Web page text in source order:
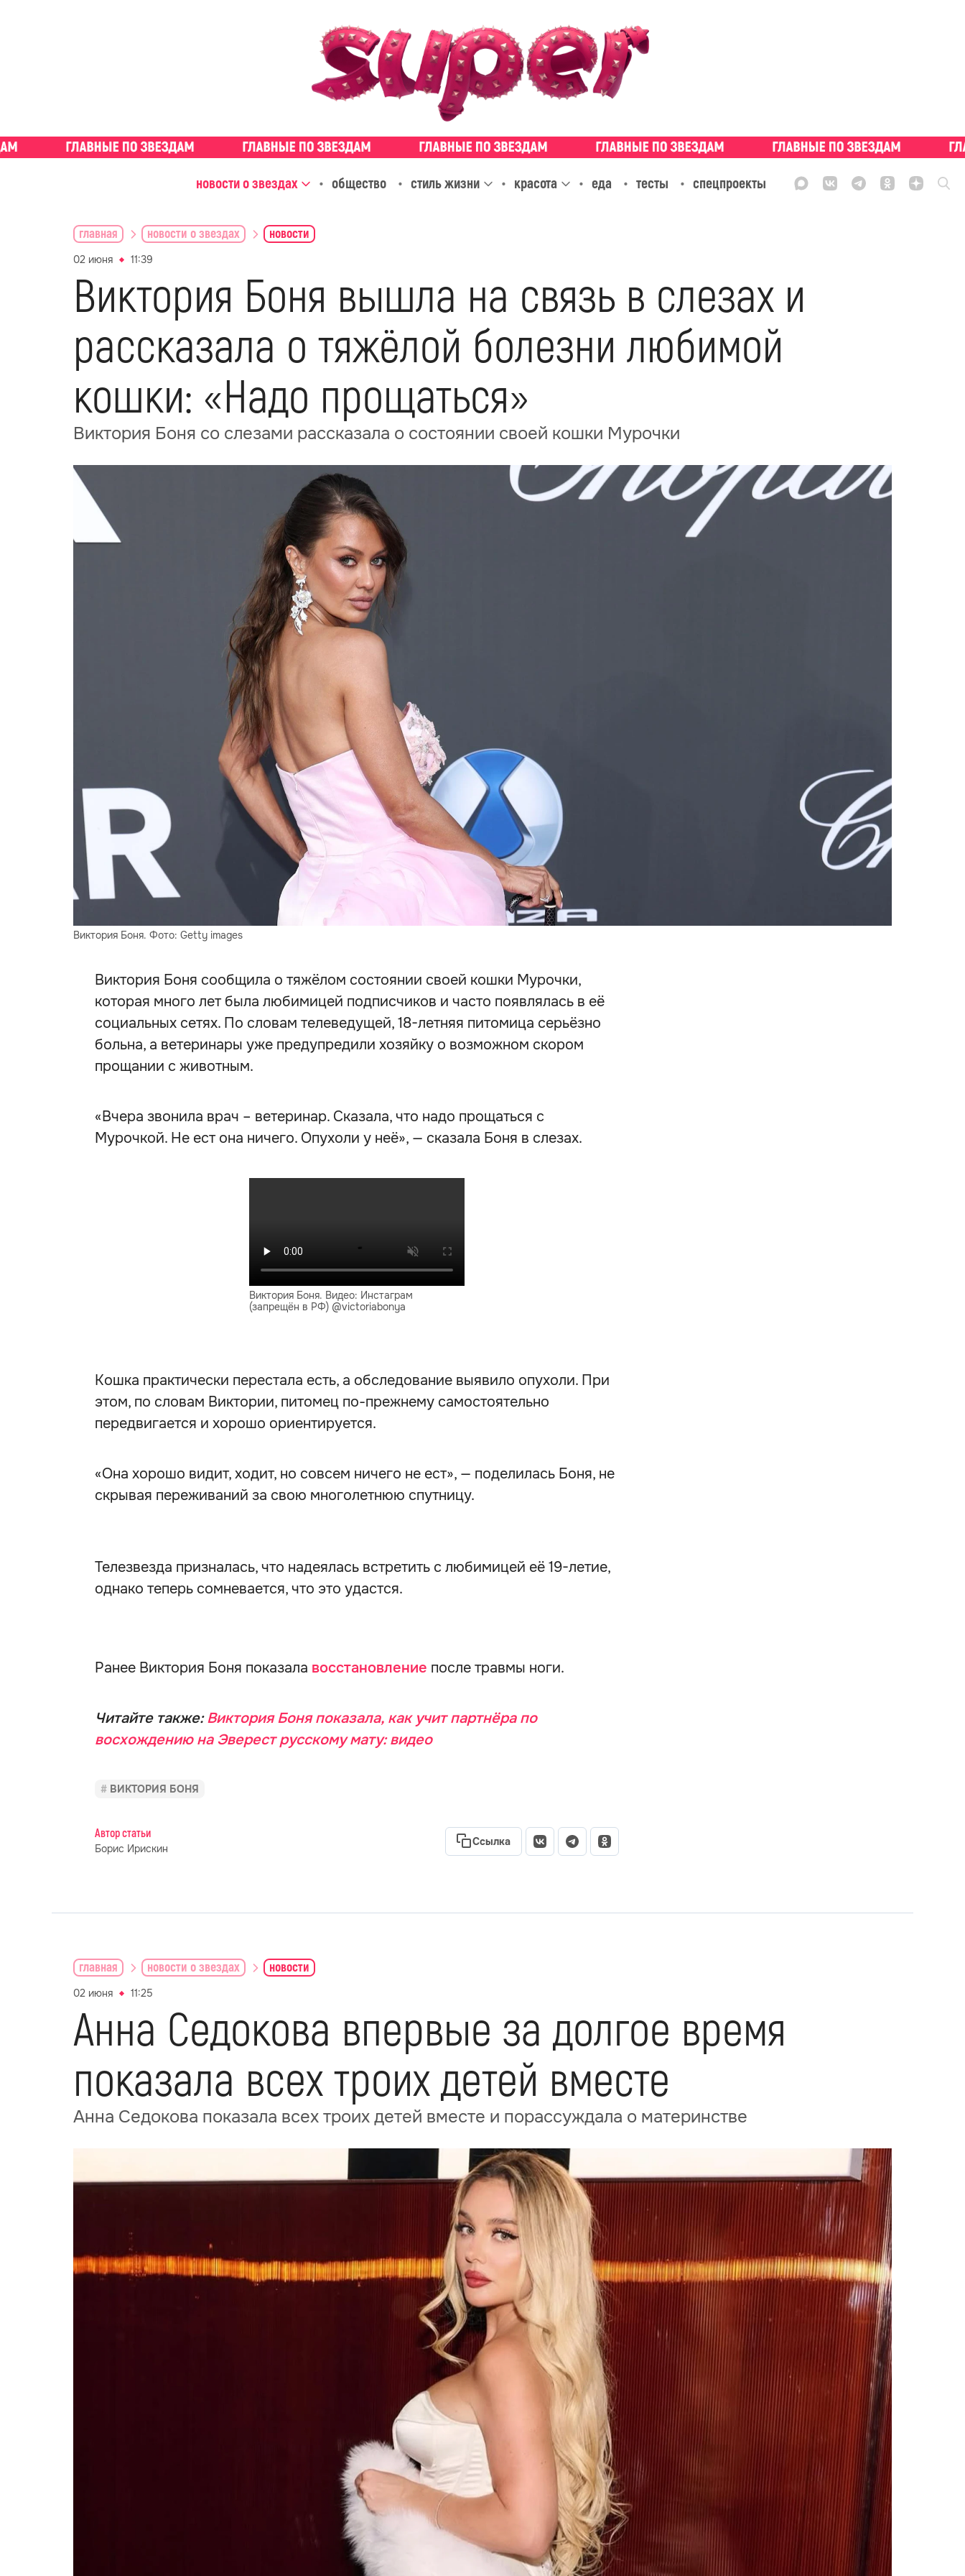
новости о звездах общество стиль жизни красота еда тесты спецпроекты
главная новости о звездах новости
02 июня 11:39
Виктория Боня вышла на связь в слезах и
рассказала о тяжёлой болезни любимой
кошки: «Надо прощаться»
Виктория Боня со слезами рассказала о состоянии своей кошки Мурочки
Виктория Боня. Фото: Getty images
Виктория Боня сообщила о тяжёлом состоянии своей кошки Мурочки,
которая много лет была любимицей подписчиков и часто появлялась в её
социальных сетях. По словам телеведущей, 18-летняя питомица серьёзно
больна, а ветеринары уже предупредили хозяйку о возможном скором
прощании с животным.
«Вчера звонила врач – ветеринар. Сказала, что надо прощаться с
Мурочкой. Не ест она ничего. Опухоли у неё», — сказала Боня в слезах.
Виктория Боня. Видео: Инстаграм
(запрещён в РФ) @victoriabonya
Кошка практически перестала есть, а обследование выявило опухоли. При
этом, по словам Виктории, питомец по-прежнему самостоятельно
передвигается и хорошо ориентируется.
«Она хорошо видит, ходит, но совсем ничего не ест», — поделилась Боня, не
скрывая переживаний за свою многолетнюю спутницу.
Телезвезда призналась, что надеялась встретить с любимицей её 19-летие,
однако теперь сомневается, что это удастся.
Ранее Виктория Боня показала восстановление после травмы ноги.
Читайте также:Виктория Боня показала, как учит партнёра по
восхождению на Эверест русскому мату: видео
ВИКТОРИЯ БОНЯ
Автор статьи
Борис Ирискин
Ссылка
главная новости о звездах новости
02 июня 11:25
Анна Седокова впервые за долгое время
показала всех троих детей вместе
Анна Седокова показала всех троих детей вместе и порассуждала о материнстве